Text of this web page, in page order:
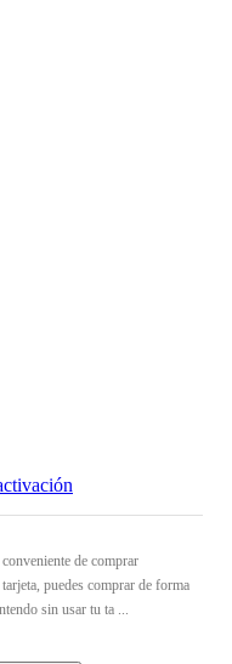
de comprar
puedes comprar de forma
sin usar tu ta ...